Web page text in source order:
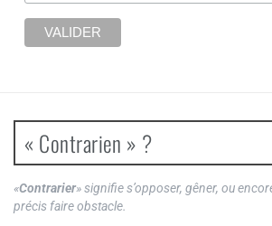
« Contrarien » ?
«Contrarier» signifie s’opposer, gêner, ou
précis faire obstacle.